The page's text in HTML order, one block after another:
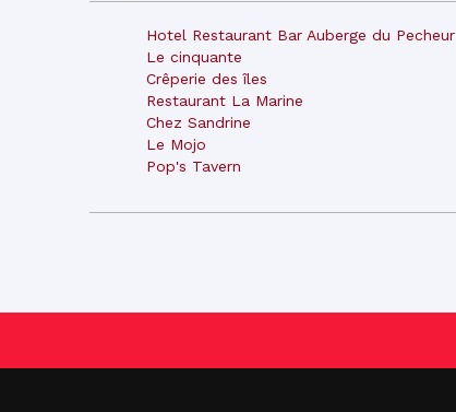
Hotel Restaurant Bar Auberge du Pecheur
Le cinquante
Crêperie des îles
Restaurant La Marine
Chez Sandrine
Le Mojo
Pop's Tavern